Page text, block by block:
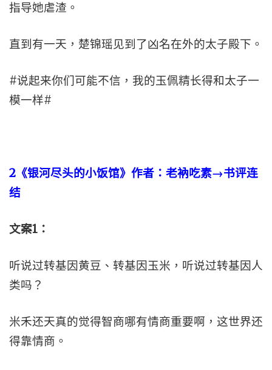
指导她虐渣。
直到有一天，楚锦瑶见到了凶名在外的太子殿下。
#说起来你们可能不信，我的玉佩精长得和太子一
模一样#
2 《银河尽头的小饭馆》作者：老衲吃素→书评连
结
文案1 ：
听说过转基因黄豆、转基因玉米，听说过转基因人
类吗？
米禾还天真的觉得智商哪有情商重要啊，这世界还
得靠情商。